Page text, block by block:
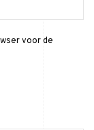
voor de